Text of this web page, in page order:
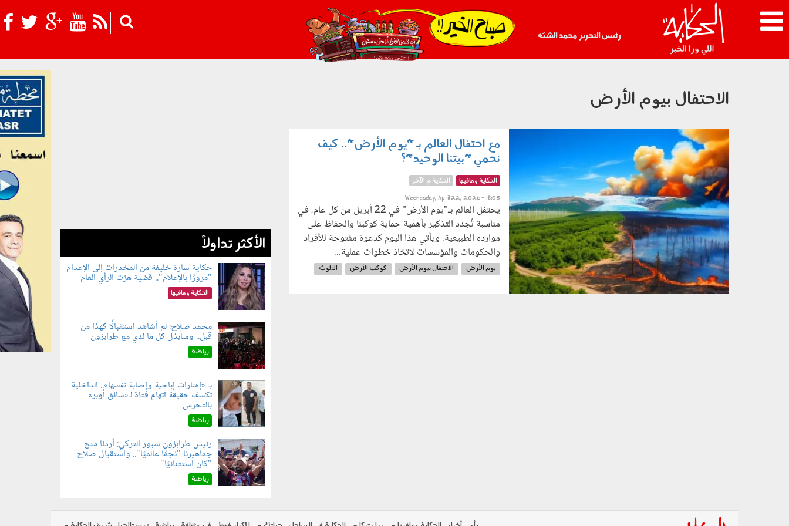
رئيس التحرير محمد الشبّه
021_2.png
الاحتفال بيوم الأرض
220402.jpg
مع احتفال العالم بـ "يوم الأرض".. كيف
نحمي "بيتنا الوحيد"؟
الحكاية ومافيها الحكاية م الآخر
Wednesday, April 22, 2026 - 18:05
يحتفل العالم بـ"يوم الأرض" في 22 أبريل من كل عام، في
مناسبة تُجدد التذكير بأهمية حماية كوكبنا والحفاظ على
موارده الطبيعية. ويأتي هذا اليوم كدعوة مفتوحة للأفراد
والحكومات والمؤسسات لاتخاذ خطوات عملية...
يوم الأرض الاحتفال بيوم الأرض كوكب الأرض
التلوث
الأكثر تداولاً
060801.jpeg
حكاية سارة خليفة من المخدرات إلى الإعدام
"مرورًا بالإعلام".. قضية هزت الرأي العام
الحكاية ومافيها
060802.jpg
محمد صلاح: لم أشاهد استقبالًا كهذا من
قبل.. وسأبذل كل ما لدي مع طرابزون
رياضة
060804.jpg
بـ «إشارات إباحية وإصابة نفسها».. الداخلية
تكشف حقيقة اتهام فتاة لـ«سائق أوبر»
بالتحرش
رياضة
060803.jpg
رئيس طرابزون سبور التركي: أردنا منح
جماهيرنا "نجمًا عالميًا".. واستقبال صلاح
"كان استثنائيًا"
رياضة